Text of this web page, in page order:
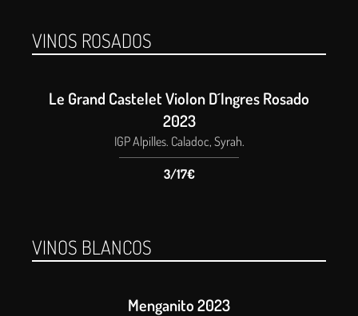
VINOS ROSADOS
Le Grand Castelet Violon D´Ingres Rosado
2023
IGP Alpilles. Caladoc, Syrah.
3/17€
VINOS BLANCOS
Menganito 2023